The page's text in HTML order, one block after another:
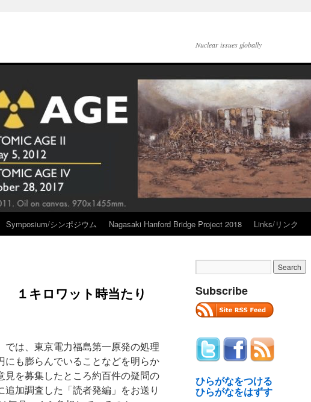
Nuclear issues globally
Symposium/シンポジウム Nagasaki Hanford Bridge Project 2018 Links/リンク
１キロワット時当たり
は、東京電力福島第一原発の処理
も膨らんでいることなどを明らか
を募集したところ約百件の疑問の
加調査した「読者発編」をお送り
Subscribe
ひらがなをつける
ひらがなをはずす